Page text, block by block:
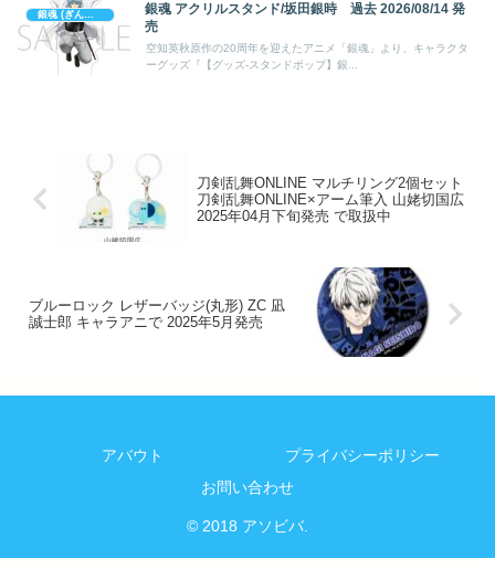
銀魂 (ぎんたま)
銀魂 アクリルスタンド/坂田銀時 過去 2026/08/14 発
売
空知英秋原作の20周年を迎えたアニメ「銀魂」より、キャラクタ
ーグッズ『【グッズ-スタンドポップ】銀...
刀剣乱舞ONLINE マルチリング2個セット
刀剣乱舞ONLINE×アーム筆入 山姥切国広
2025年04月下旬発売 で取扱中
ブルーロック レザーバッジ(丸形) ZC 凪
誠士郎 キャラアニで 2025年5月発売
アバウト
プライバシーポリシー
お問い合わせ
© 2018 アソビバ.